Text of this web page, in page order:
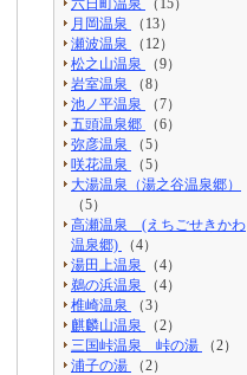
月岡温泉
（13）
瀬波温泉
（12）
松之山温泉
（9）
岩室温泉
（8）
池ノ平温泉
（7）
五頭温泉郷
（6）
弥彦温泉
（5）
咲花温泉
（5）
大湯温泉（湯之谷温泉郷）
（5）
高瀬温泉 (えちごせきかわ
温泉郷)
（4）
湯田上温泉
（4）
鵜の浜温泉
（4）
椎崎温泉
（3）
麒麟山温泉
（2）
三国峠温泉 峠の湯
（2）
浦子の湯
（2）